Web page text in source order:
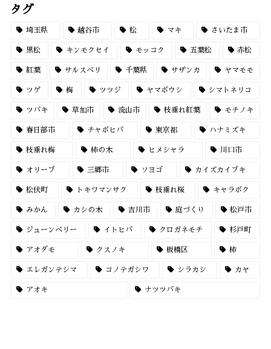
タグ
埼玉県 越谷市 松 マキ さいたま市
黒松 キンモクセイ モッコク 五葉松 赤松
紅葉 サルスベリ 千葉県 サザンカ ヤマモモ
ツゲ 梅 ツツジ ヤマボウシ シマトネリコ
ツバキ 草加市 流山市 枝垂れ紅葉 モチノキ
春日部市 チャボヒバ 東京都 ハナミズキ
枝垂れ梅 柿の木 ヒメシャラ 川口市
オリーブ 三郷市 ソヨゴ カイズカイブキ
松伏町 トキワマンサク 枝垂れ桜 キャラボク
みかん カシの木 吉川市 庭づくり 松戸市
ジューンベリー イトヒバ クロガネモチ 杉戸町
アオダモ クスノキ 板橋区 柿
エレガンテシマ コノテガシワ シラカシ カヤ
アオキ ナツツバキ